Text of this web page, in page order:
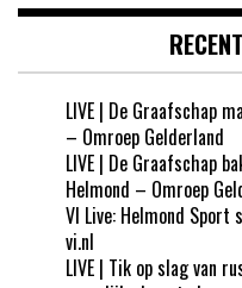
LIVE | De Graafschap
– Omroep Gelderland
LIVE | De Graafschap
Helmond – Omroep
VI Live: Helmond
vi.nl
LIVE | Tik op slag van